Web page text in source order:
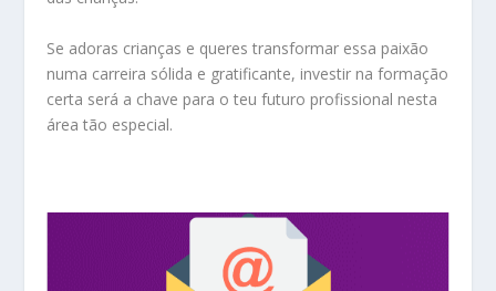
Se adoras crianças e queres transformar essa paixão
numa carreira sólida e gratificante, investir na formação
certa será a chave para o teu futuro profissional nesta
área tão especial.